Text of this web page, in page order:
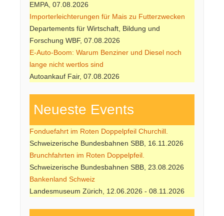
EMPA, 07.08.2026
Importerleichterungen für Mais zu Futterzwecken
Departements für Wirtschaft, Bildung und
Forschung WBF, 07.08.2026
E-Auto-Boom: Warum Benziner und Diesel noch
lange nicht wertlos sind
Autoankauf Fair, 07.08.2026
Neueste Events
Fonduefahrt im Roten Doppelpfeil Churchill.
Schweizerische Bundesbahnen SBB, 16.11.2026
Brunchfahrten im Roten Doppelpfeil.
Schweizerische Bundesbahnen SBB, 23.08.2026
Bankenland Schweiz
Landesmuseum Zürich, 12.06.2026 - 08.11.2026